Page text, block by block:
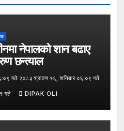
नेपालको शान बढाए
छन्त्याल
गते २०८३ श्रावण १६, शनिबार ०६:०९ गते
गते DIPAK OLI